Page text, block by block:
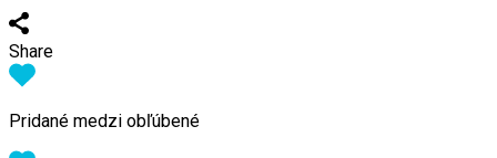
Share
Pridané medzi obľúbené